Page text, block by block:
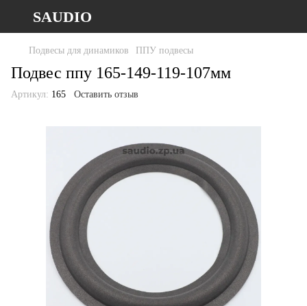
SAUDIO
Подвесы для динамиков ППУ подвесы
Подвес ппу 165-149-119-107мм
Артикул: 165 Оставить отзыв